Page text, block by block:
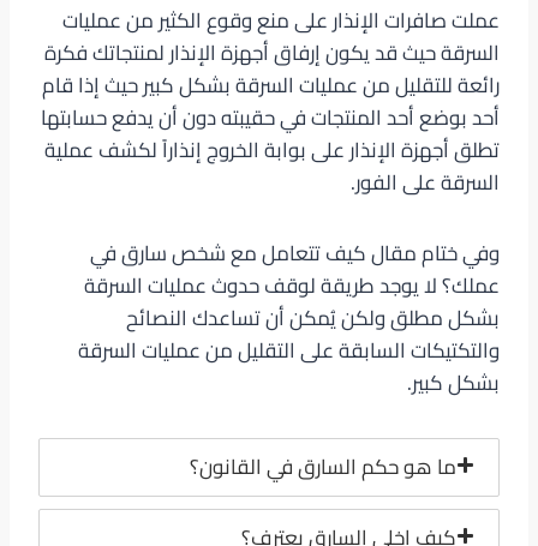
عملت صافرات الإنذار على منع وقوع الكثير من عمليات
السرقة حيث قد يكون إرفاق أجهزة الإنذار لمنتجاتك فكرة
رائعة للتقليل من عمليات السرقة بشكل كبير حيث إذا قام
أحد بوضع أحد المنتجات في حقيبته دون أن يدفع حسابتها
تطلق أجهزة الإنذار على بوابة الخروج إنذاراً لكشف عملية
السرقة على الفور.
وفي ختام مقال كيف تتعامل مع شخص سارق في
عملك؟ لا يوجد طريقة لوقف حدوث عمليات السرقة
بشكل مطلق ولكن يُمكن أن تساعدك النصائح
والتكتيكات السابقة على التقليل من عمليات السرقة
بشكل كبير.
ما هو حكم السارق في القانون؟
كيف اخلي السارق يعترف؟